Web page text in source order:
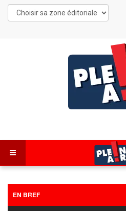
EN BREF